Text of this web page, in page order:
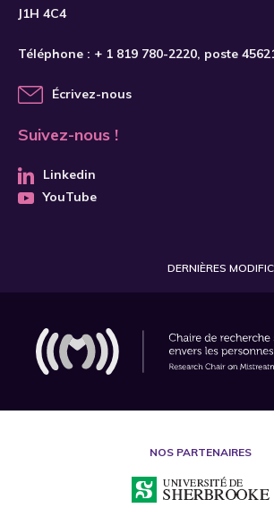
J1H 4C4
Téléphone : + 1 819 780-2220, poste
Écrivez-nous
Suivez-nous !
Linkedin
YouTube
DERNIÈRES
NOS PARTENAIRES